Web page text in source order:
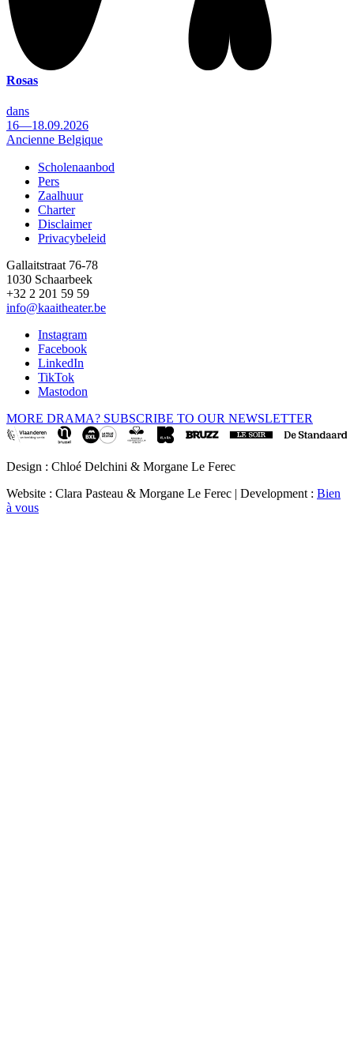
Rosas
dans
16—18.09.2026
Ancienne Belgique
Footer
Scholenaanbod
Pers
Zaalhuur
Charter
Disclaimer
Privacybeleid
Gallaitstraat 76-78
1030 Schaarbeek
+32 2 201 59 59
info@kaaitheater.be
Instagram
Facebook
LinkedIn
TikTok
Mastodon
MORE DRAMA? SUBSCRIBE TO OUR NEWSLETTER
Design : Chloé Delchini & Morgane Le Ferec
Website : Clara Pasteau & Morgane Le Ferec | Development : Bien
à vous